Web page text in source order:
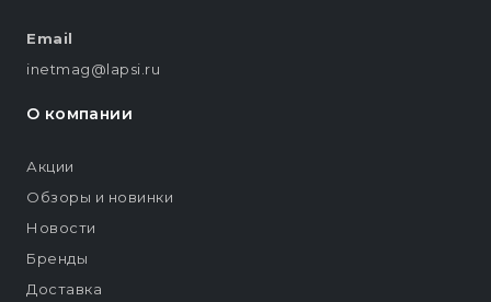
Email
inetmag@lapsi.ru
О компании
Акции
Обзоры и новинки
Новости
Бренды
Доставка